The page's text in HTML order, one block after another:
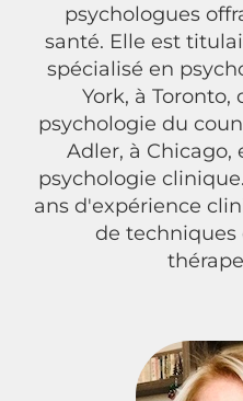
psychologues
santé. Elle est
spécialisé en
York, à
psychologie du
Adler, à
psychologie
ans d'expérience
de